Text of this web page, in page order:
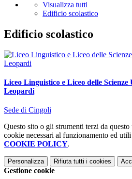
Visualizza tutti
Edificio scolastico
Edificio scolastico
Liceo Linguistico e Liceo delle Scienze
Leopardi
Sede di Cingoli
Questo sito o gli strumenti terzi da
cookie necessari al funzionamento ed
COOKIE POLICY.
Personalizza Rifiuta tutti i cookies
Gestione cookie